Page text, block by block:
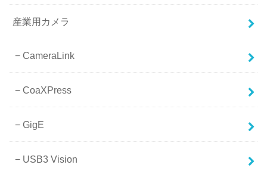
産業用カメラ
CameraLink
CoaXPress
GigE
USB3 Vision